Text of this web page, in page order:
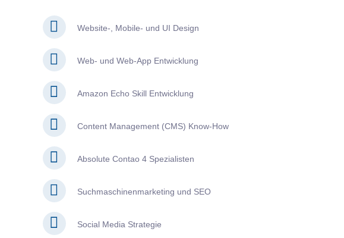
Website-, Mobile- und UI Design
Web- und Web-App Entwicklung
Amazon Echo Skill Entwicklung
Content Management (CMS) Know-How
Absolute Contao 4 Spezialisten
Suchmaschinenmarketing und SEO
Social Media Strategie